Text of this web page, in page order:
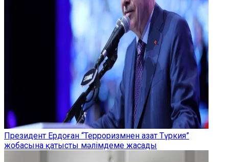
Президент Ердоған “Терроризмнен азат Түркия”
жобасына қатысты мәлімдеме жасады